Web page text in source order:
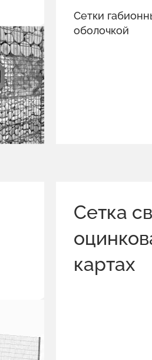
Сетки
оболочкой
Сетка
картах